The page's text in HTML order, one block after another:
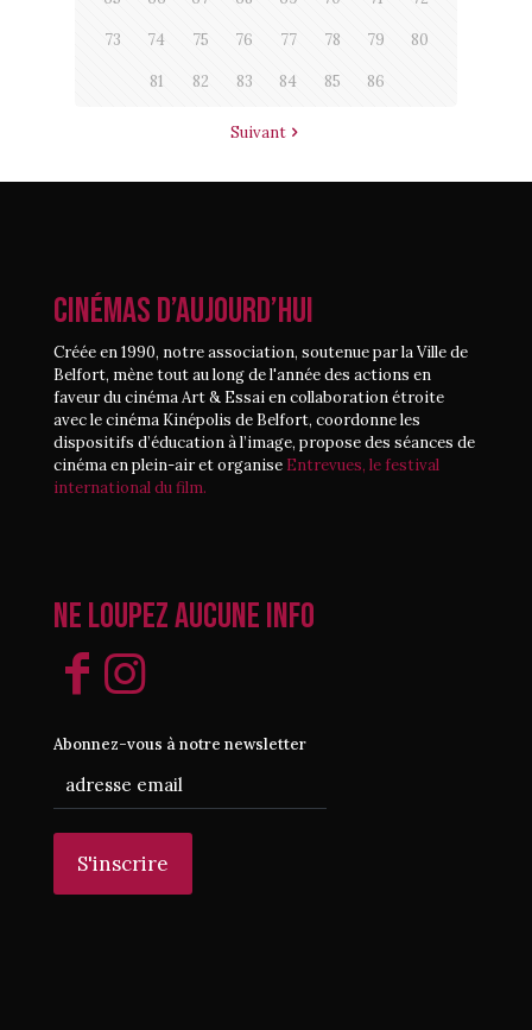
73 74 75 76 77 78 79 80
81 82 83 84 85 86
Suivant
CINÉMAS D’AUJOURD’HUI
Créée en 1990, notre association, soutenue par la Ville de
Belfort, mène tout au long de l'année des actions en
faveur du cinéma Art & Essai en collaboration étroite
avec le cinéma Kinépolis de Belfort, coordonne les
dispositifs d’éducation à l’image, propose des séances de
cinéma en plein-air et organise Entrevues, le festival
international du film.
Ne loupez aucune info
Abonnez-vous à notre newsletter